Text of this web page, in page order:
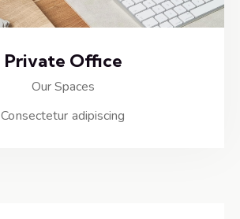
Private Office
Our Spaces
Consectetur adipiscing